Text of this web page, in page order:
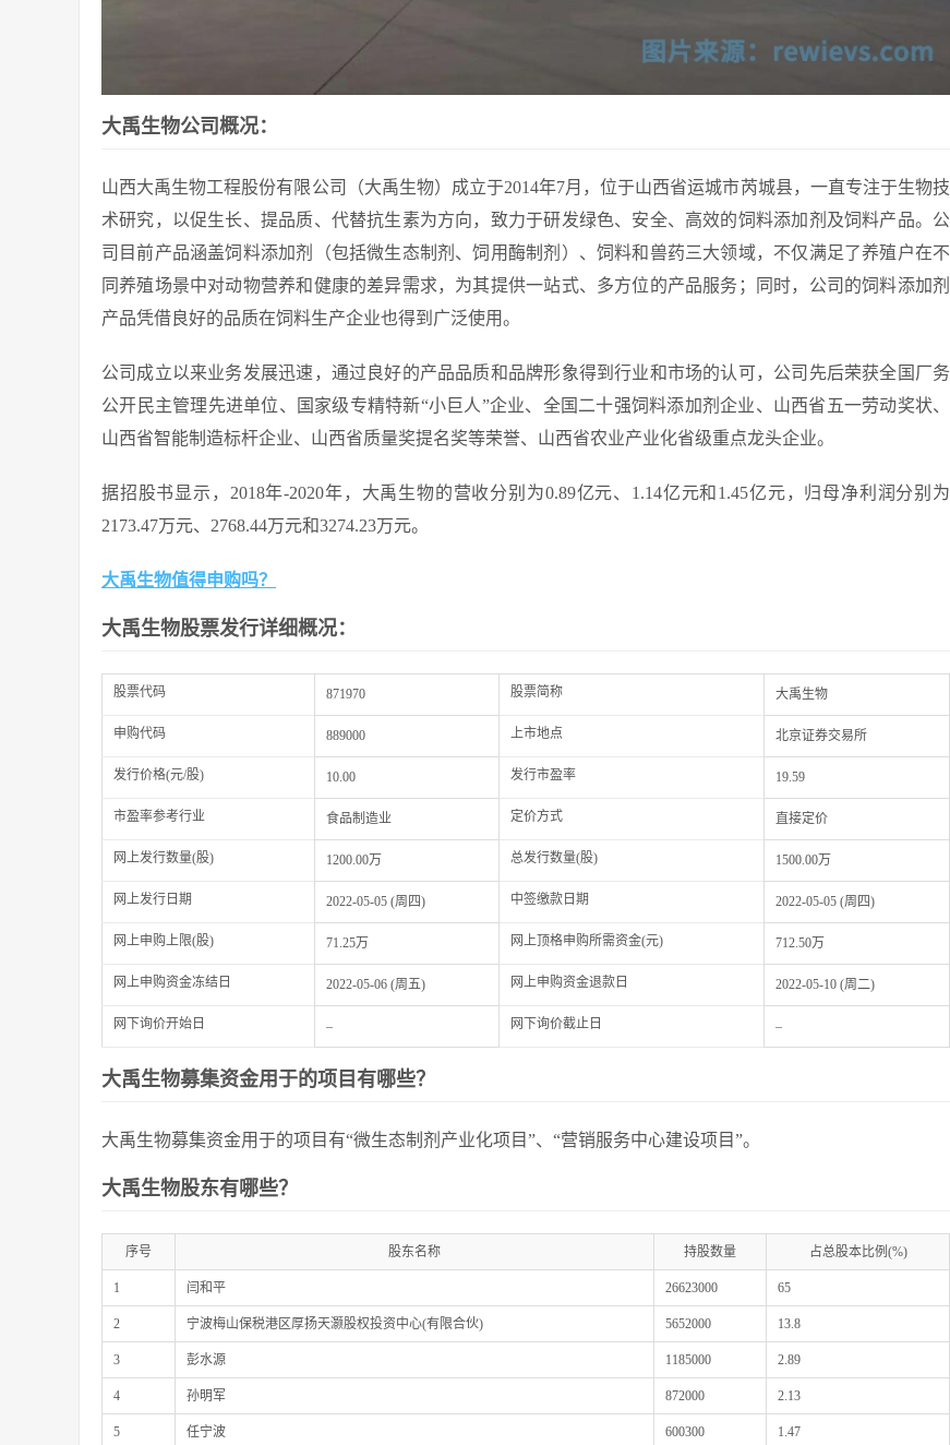
大禹生物公司概况：
山西大禹生物工程股份有限公司（大禹生物）成立于2014年7月，位于山西省运城市芮城县，一直专注于生物技
术研究，以促生长、提品质、代替抗生素为方向，致力于研发绿色、安全、高效的饲料添加剂及饲料产品。公
司目前产品涵盖饲料添加剂（包括微生态制剂、饲用酶制剂）、饲料和兽药三大领域，不仅满足了养殖户在不
同养殖场景中对动物营养和健康的差异需求，为其提供一站式、多方位的产品服务；同时，公司的饲料添加剂
产品凭借良好的品质在饲料生产企业也得到广泛使用。
公司成立以来业务发展迅速，通过良好的产品品质和品牌形象得到行业和市场的认可，公司先后荣获全国厂务
公开民主管理先进单位、国家级专精特新“小巨人”企业、全国二十强饲料添加剂企业、山西省五一劳动奖状、
山西省智能制造标杆企业、山西省质量奖提名奖等荣誉、山西省农业产业化省级重点龙头企业。
据招股书显示，2018年-2020年，大禹生物的营收分别为0.89亿元、1.14亿元和1.45亿元，归母净利润分别为
2173.47万元、2768.44万元和3274.23万元。
大禹生物值得申购吗？
大禹生物股票发行详细概况：
股票代码 871970 股票简称 大禹生物
申购代码 889000 上市地点 北京证券交易所
发行价格(元/股) 10.00 发行市盈率 19.59
市盈率参考行业 食品制造业 定价方式 直接定价
网上发行数量(股) 1200.00万 总发行数量(股) 1500.00万
网上发行日期 2022-05-05 (周四) 中签缴款日期 2022-05-05 (周四)
网上申购上限(股) 71.25万 网上顶格申购所需资金(元) 712.50万
网上申购资金冻结日 2022-05-06 (周五) 网上申购资金退款日 2022-05-10 (周二)
网下询价开始日 – 网下询价截止日 –
大禹生物募集资金用于的项目有哪些？
大禹生物募集资金用于的项目有“微生态制剂产业化项目”、“营销服务中心建设项目”。
大禹生物股东有哪些？
序号 股东名称 持股数量 占总股本比例(%)
1 闫和平 26623000 65
2 宁波梅山保税港区厚扬天灏股权投资中心(有限合伙) 5652000 13.8
3 彭水源 1185000 2.89
4 孙明军 872000 2.13
5 任宁波 600300 1.47